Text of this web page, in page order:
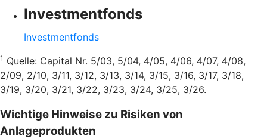
Investmentfonds
Investmentfonds
1 Quelle: Capital Nr. 5/03, 5/04, 4/05, 4/06, 4/07, 4/08,
2/09, 2/10, 3/11, 3/12, 3/13, 3/14, 3/15, 3/16, 3/17, 3/18,
3/19, 3/20, 3/21, 3/22, 3/23, 3/24, 3/25, 3/26.
Wichtige Hinweise zu Risiken von
Anlageprodukten